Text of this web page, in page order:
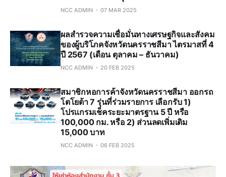
NCC ADMIN 07 MAR 2025
ผลสำรวจความเชื่อมั่นทางเศรษฐกิจและสังคม
ของผู้บริโภคจังหวัดนครราชสีมา ไตรมาสที่ 4
ปี 2567 (เดือน ตุลาคม – ธันวาคม)
NCC ADMIN 20 FEB 2025
สมาชิกหอการค้าจังหวัดนครราชสีมา ออกรถ
โตโยต้า 7 รุ่นที่ร่วมรายการ เลือกรับ 1)
โปรแกรมเช็คระยะมาตรฐาน 5 ปี หรือ
100,000 กม. หรือ 2) ส่วนลดเพิ่มเติม
15,000 บาท
NCC ADMIN 06 FEB 2025